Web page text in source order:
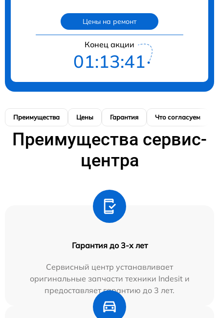
Цены на ремонт
Конец акции
01:13:40
Преимущества Цены Гарантия Что согласуем
Преимущества сервис-
центра
Гарантия до 3-х лет
Сервисный центр устанавливает
оригинальные запчасти техники Indesit и
предоставляет гарантию до 3 лет.